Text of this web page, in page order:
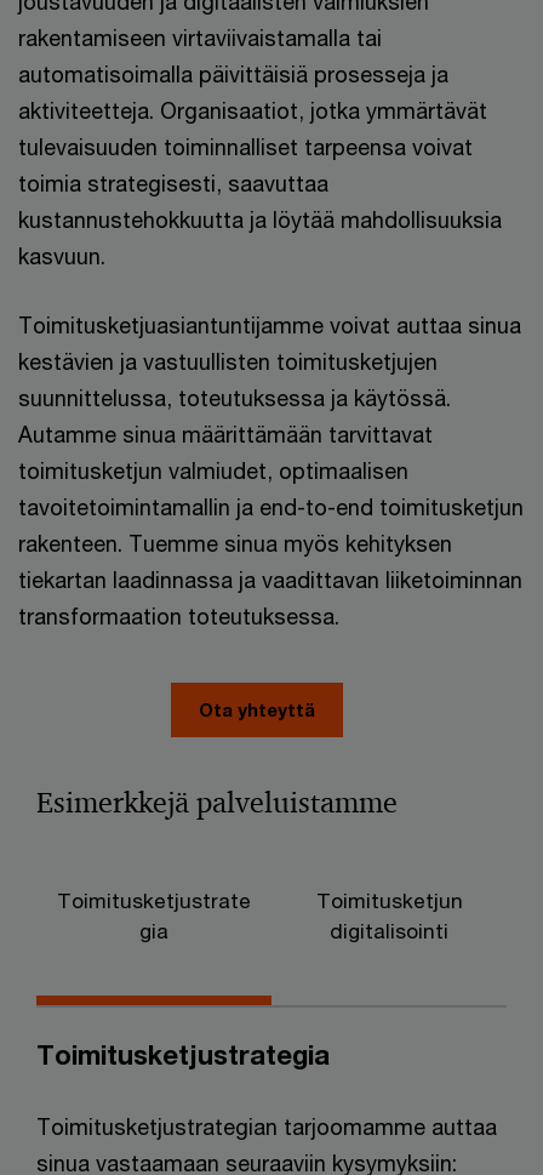
rakentamiseen virtaviivaistamalla tai
automatisoimalla päivittäisiä prosesseja ja
aktiviteetteja. Organisaatiot, jotka ymmärtävät
tulevaisuuden toiminnalliset tarpeensa voivat
toimia strategisesti, saavuttaa
kustannustehokkuutta ja löytää mahdollisuuksia
kasvuun.
Toimitusketjuasiantuntijamme voivat auttaa sinua
kestävien ja vastuullisten toimitusketjujen
suunnittelussa, toteutuksessa ja käytössä.
Autamme sinua määrittämään tarvittavat
toimitusketjun valmiudet, optimaalisen
tavoitetoimintamallin ja end-to-end toimitusketjun
rakenteen. Tuemme sinua myös kehityksen
tiekartan laadinnassa ja vaadittavan liiketoiminnan
transformaation toteutuksessa.
Ota yhteyttä
Esimerkkejä palveluistamme
Toimitusketjustrate
gia
Toimitusketjun
digitalisointi
Toimitusketjustrategia
Toimitusketjustrategian tarjoomamme auttaa
sinua vastaamaan seuraaviin kysymyksiin: